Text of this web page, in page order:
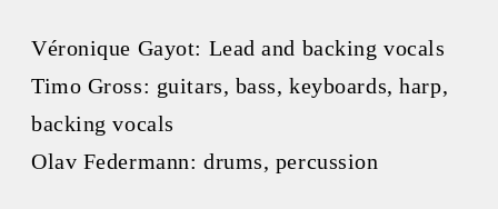
Véronique Gayot: Lead and backing vocals
Timo Gross: guitars, bass, keyboards, harp,
backing vocals
Olav Federmann: drums, percussion